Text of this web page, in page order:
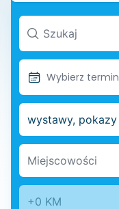
targi
wystawy,
wystawy, pokazy
Miejscowości
+0 KM